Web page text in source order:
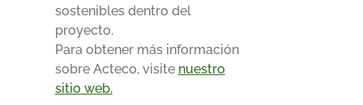
sostenibles dentro del
proyecto.
Para obtener más información
sobre Acteco, visite nuestro
sitio web.